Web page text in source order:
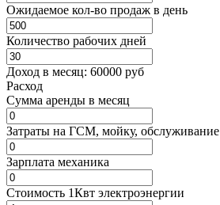
Ожидаемое кол-во продаж в день
Количество рабочих дней
Доход в месяц: 60000 руб
Расход
Cумма аренды в месяц
Затраты на ГСМ, мойку, обслуживание
Зарплата механика
Стоимость 1Квт электроэнергии